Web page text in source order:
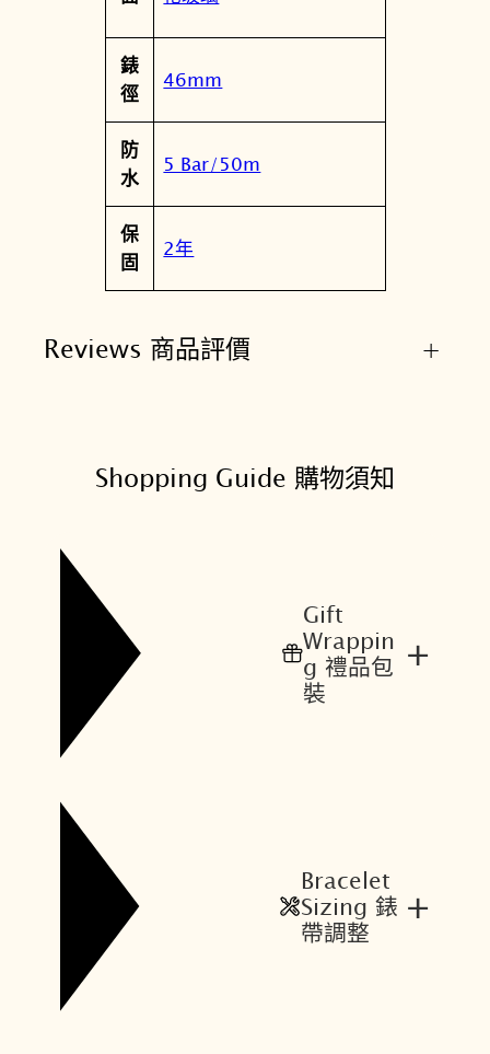
錶
徑
46mm
防
水
5 Bar/50m
保
固
2年
Reviews 商品評價 +
Shopping Guide 購物須知
Gift
Wrappin
g 禮品包
裝
+
Bracelet
Sizing 錶
帶調整
+